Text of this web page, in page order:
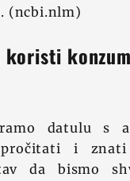
(ncbi.nlm)
koristi
datulu s
i znati
da bismo